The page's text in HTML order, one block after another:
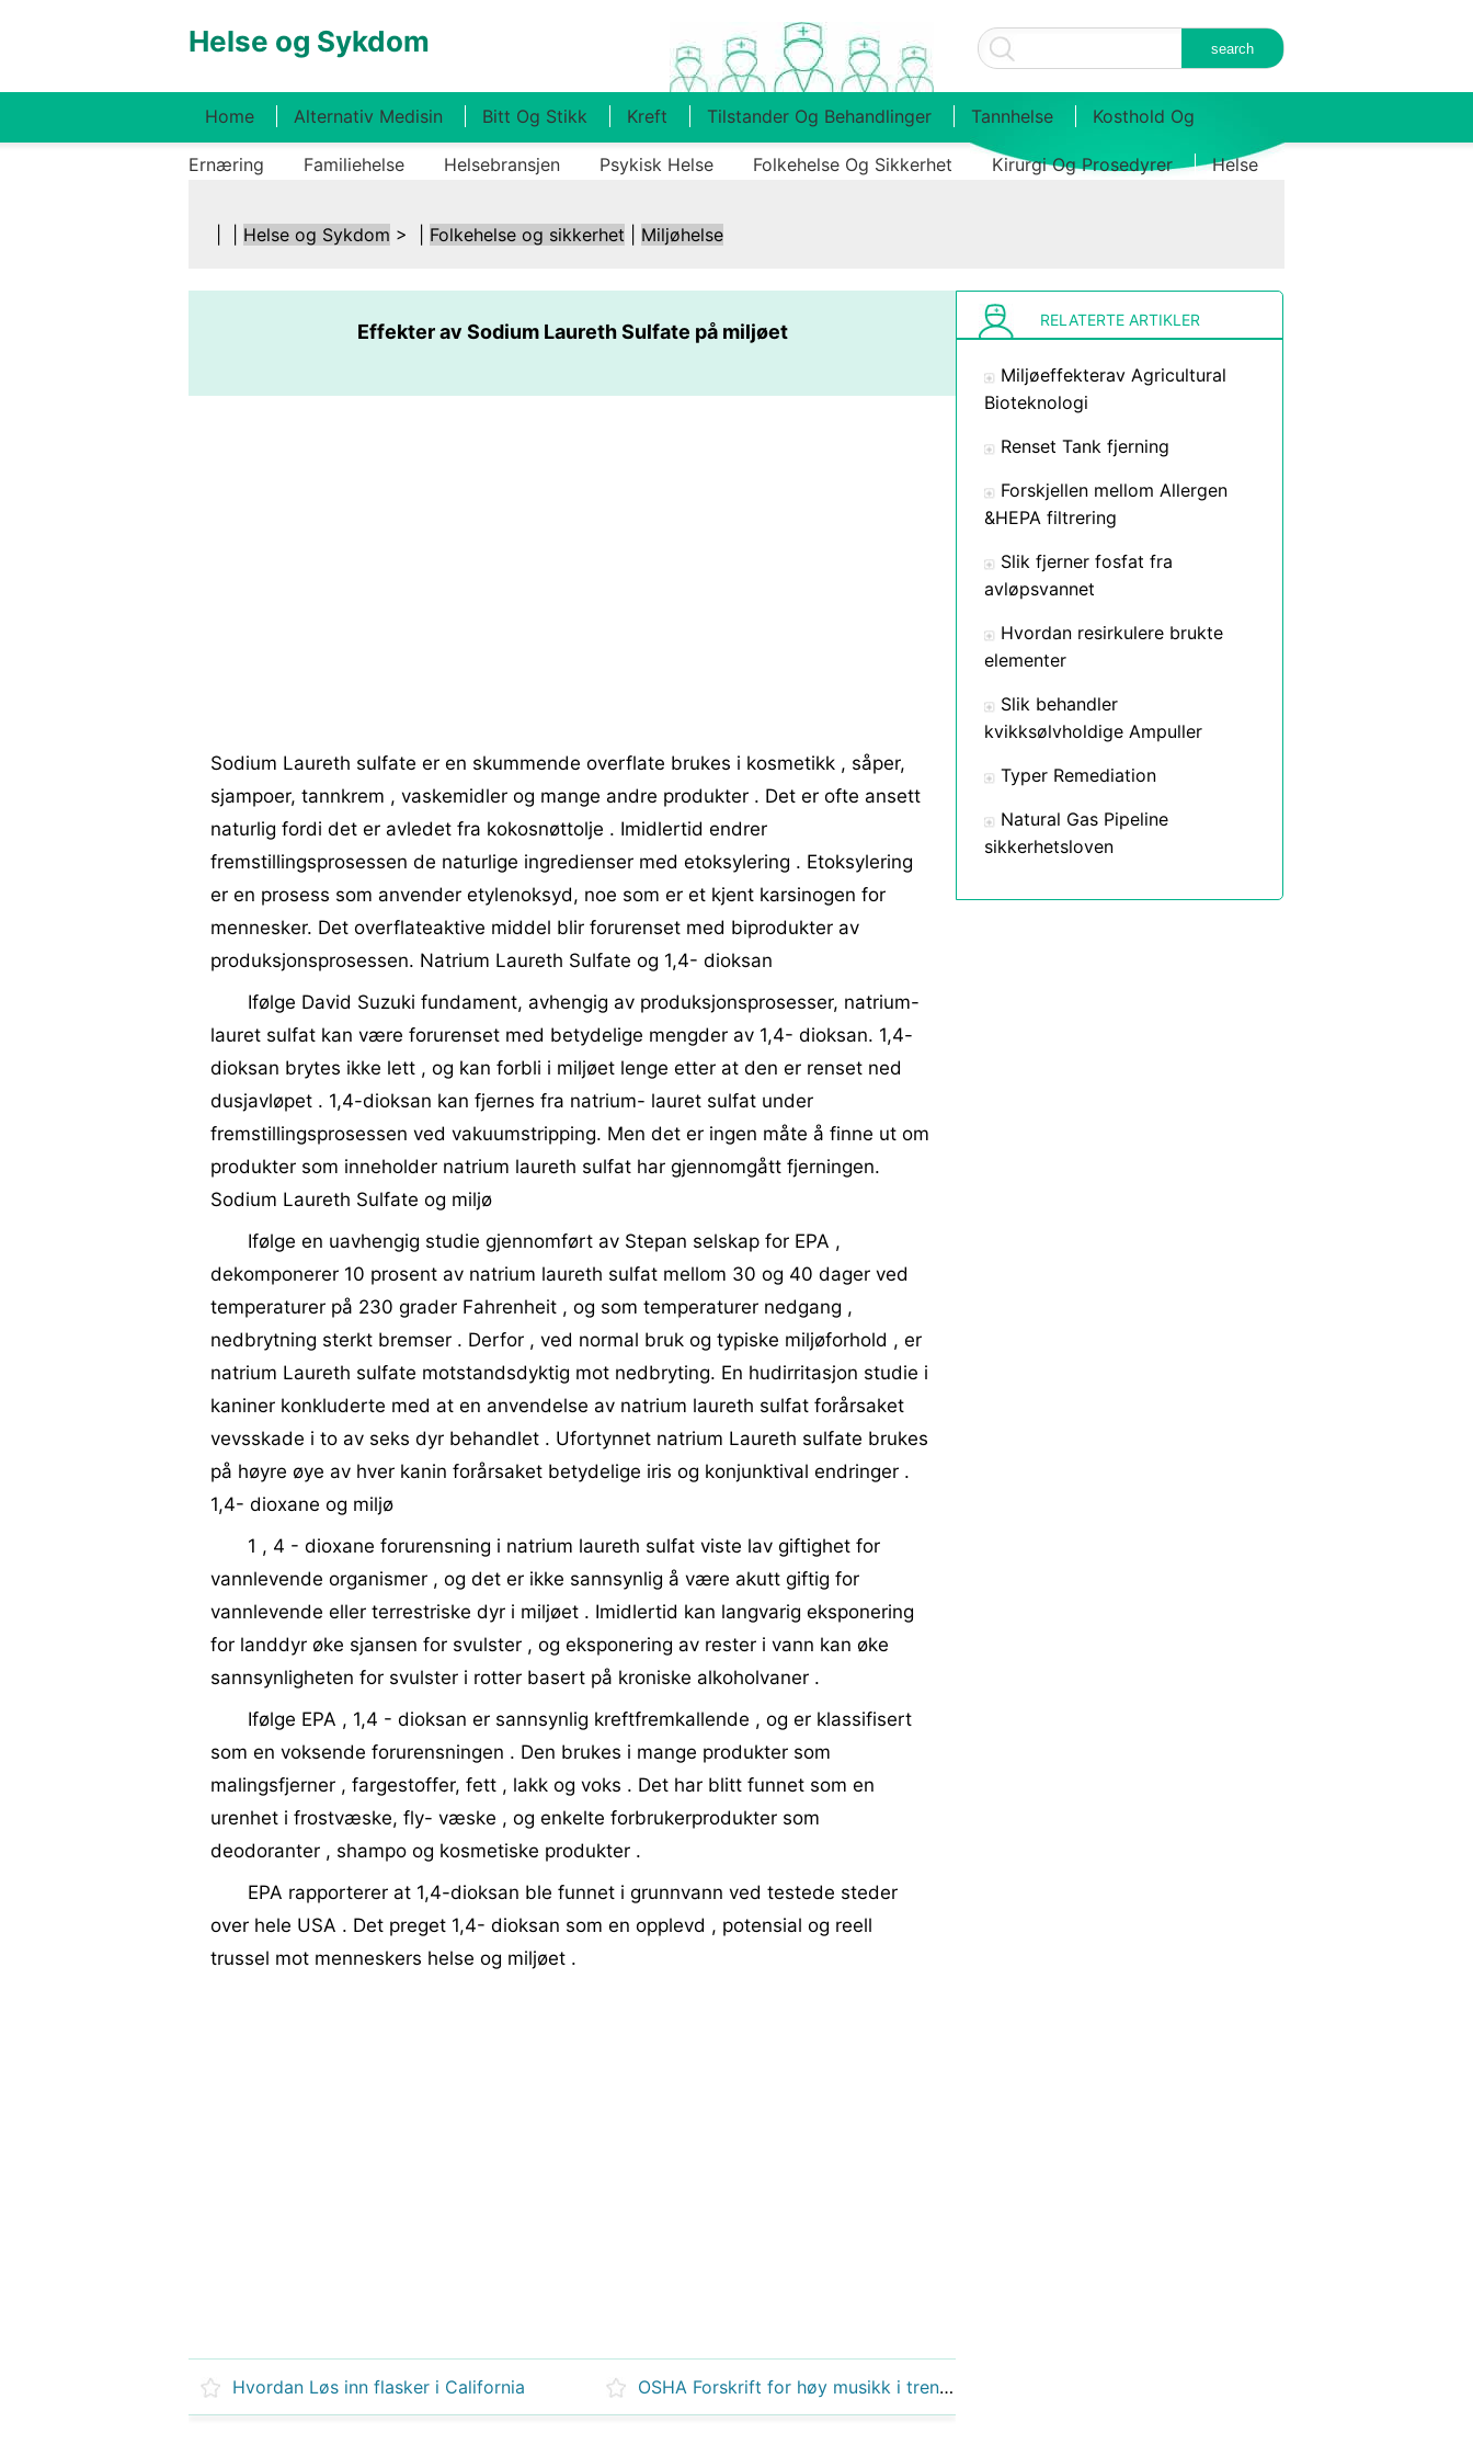
Helse og Sykdom
Home Alternativ Medisin Bitt Og Stikk Kreft Tilstander Og Behandlinger Tannhelse Kosthold Og
Ernæring Familiehelse Helsebransjen Psykisk Helse Folkehelse Og Sikkerhet Kirurgi Og Prosedyrer Helse
Helse og Sykdom > | Folkehelse og sikkerhet Miljøhelse
Effekter av Sodium Laureth Sulfate på miljøet
Sodium Laureth sulfate er en skummende overflate brukes i kosmetikk , såper,
sjampoer, tannkrem , vaskemidler og mange andre produkter . Det er ofte ansett
naturlig fordi det er avledet fra kokosnøttolje . Imidlertid endrer
fremstillingsprosessen de naturlige ingredienser med etoksylering . Etoksylering
er en prosess som anvender etylenoksyd, noe som er et kjent karsinogen for
mennesker. Det overflateaktive middel blir forurenset med biprodukter av
produksjonsprosessen. Natrium Laureth Sulfate og 1,4- dioksan
Ifølge David Suzuki fundament, avhengig av produksjonsprosesser, natrium-
lauret sulfat kan være forurenset med betydelige mengder av 1,4- dioksan. 1,4-
dioksan brytes ikke lett , og kan forbli i miljøet lenge etter at den er renset ned
dusjavløpet . 1,4-dioksan kan fjernes fra natrium- lauret sulfat under
fremstillingsprosessen ved vakuumstripping. Men det er ingen måte å finne ut om
produkter som inneholder natrium laureth sulfat har gjennomgått fjerningen.
Sodium Laureth Sulfate og miljø
Ifølge en uavhengig studie gjennomført av Stepan selskap for EPA ,
dekomponerer 10 prosent av natrium laureth sulfat mellom 30 og 40 dager ved
temperaturer på 230 grader Fahrenheit , og som temperaturer nedgang ,
nedbrytning sterkt bremser . Derfor , ved normal bruk og typiske miljøforhold , er
natrium Laureth sulfate motstandsdyktig mot nedbryting. En hudirritasjon studie i
kaniner konkluderte med at en anvendelse av natrium laureth sulfat forårsaket
vevsskade i to av seks dyr behandlet . Ufortynnet natrium Laureth sulfate brukes
på høyre øye av hver kanin forårsaket betydelige iris og konjunktival endringer .
1,4- dioxane og miljø
1 , 4 - dioxane forurensning i natrium laureth sulfat viste lav giftighet for
vannlevende organismer , og det er ikke sannsynlig å være akutt giftig for
vannlevende eller terrestriske dyr i miljøet . Imidlertid kan langvarig eksponering
for landdyr øke sjansen for svulster , og eksponering av rester i vann kan øke
sannsynligheten for svulster i rotter basert på kroniske alkoholvaner .
Ifølge EPA , 1,4 - dioksan er sannsynlig kreftfremkallende , og er klassifisert
som en voksende forurensningen . Den brukes i mange produkter som
malingsfjerner , fargestoffer, fett , lakk og voks . Det har blitt funnet som en
urenhet i frostvæske, fly- væske , og enkelte forbrukerprodukter som
deodoranter , shampo og kosmetiske produkter .
EPA rapporterer at 1,4-dioksan ble funnet i grunnvann ved testede steder
over hele USA . Det preget 1,4- dioksan som en opplevd , potensial og reell
trussel mot menneskers helse og miljøet .
Hvordan Løs inn flasker i California OSHA Forskrift for høy musikk i treningssentre
RELATERTE ARTIKLER
Miljøeffekterav Agricultural
Bioteknologi
Renset Tank fjerning
Forskjellen mellom Allergen
&HEPA filtrering
Slik fjerner fosfat fra
avløpsvannet
Hvordan resirkulere brukte
elementer
Slik behandler
kvikksølvholdige Ampuller
Typer Remediation
Natural Gas Pipeline
sikkerhetsloven